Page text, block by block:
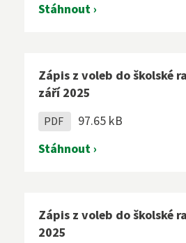
Stáhnout ›
Zápis z voleb do školské
září 2025
PDF
97.65 kB
Stáhnout ›
Zápis z voleb do školské
2025